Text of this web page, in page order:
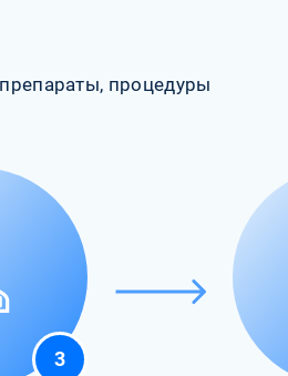
процедуры
3